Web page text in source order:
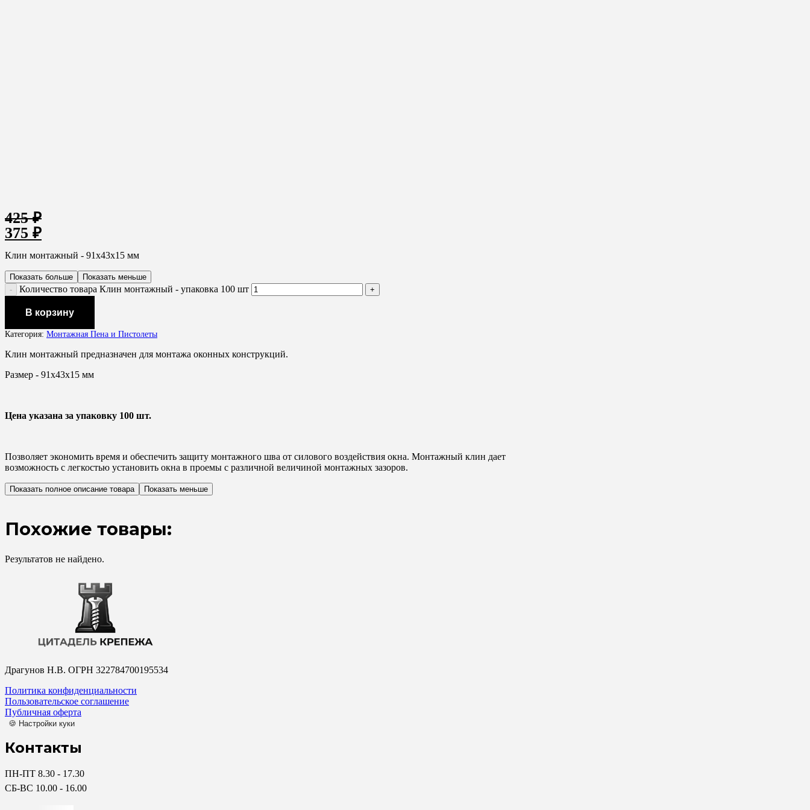
425₽
375 ₽
Клин монтажный - 91х43х15 мм
Показать больше Показать меньше
Количество товара Клин монтажный - упаковка 100 шт
В корзину
Категория: Монтажная Пена и Пистолеты
Клин монтажный предназначен для монтажа оконных конструкций.
Размер - 91х43х15 мм
Цена указана за упаковку 100 шт.
Позволяет экономить время и обеспечить защиту монтажного шва от силового воздействия окна. Монтажный клин дает
возможность с легкостью установить окна в проемы с различной величиной монтажных зазоров.
Показать полное описание товара Показать меньше
Похожие товары:
Результатов не найдено.
Драгунов Н.В. ОГРН 322784700195534
Политика конфиденциальности
Пользовательское соглашение
Публичная оферта
🍪 Настройки куки
Контакты
ПН-ПТ 8.30 - 17.30
СБ-ВС 10.00 - 16.00